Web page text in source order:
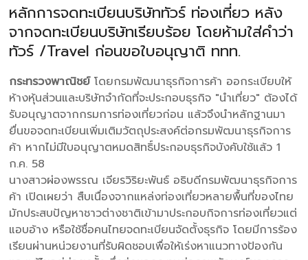
หลักการจดทะเบียนบริษัททัวร์ ท่องเที่ยว หลัง
จากจดทะเบียนบริษัทเรียบร้อย โดยห้ามใส่คำว่า
ทัวร์ /Travel ก่อนขอใบอนุญาติ ททท.
กระทรวงพาณิชย์โดยกรมพัฒนาธุรกิจการค้า ออกระเบียบให้
ห้างหุ้นส่วนและบริษัทจำกัดที่จะประกอบธุรกิจ "นำเที่ยว" ต้องได้
รับอนุญาตจากกรมการท่องเที่ยวก่อน แล้วจึงนำหลักฐานมา
ยื่นขอจดทะเบียนเพิ่มเติมวัตถุประสงค์ต่อกรมพัฒนาธุรกิจการ
ค้า หากไม่มีใบอนุญาตหมดสิทธิ์ประกอบธุรกิจบังคับใช้แล้ว 1
ก.ค. 58
นางสาวผ่องพรรณ เจียรวิริยะพันธ์ อธิบดีกรมพัฒนาธุรกิจการ
ค้า เปิดเผยว่า สืบเนื่องจากแหล่งท่องเที่ยวหลายพื้นที่ของไทย
มักประสบปัญหาชาวต่างชาติเข้ามาประกอบกิจการท่องเที่ยวแต่
แอบอ้าง หรือใช้ชื่อคนไทยจดทะเบียนจัดตั้งธุรกิจ โดยมีการร้อง
เรียนผ่านหน่วยงานที่รับผิดชอบเพื่อให้เร่งหาแนวทางป้องกัน